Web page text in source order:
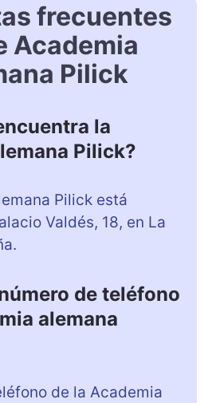
frecuentes
Academia
Pilick
la
Pilick?
Pilick está
Valdés, 18, en La
de teléfono
alemana
de la Academia